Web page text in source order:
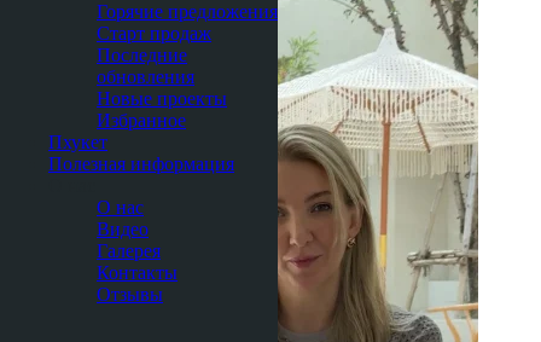
Горячие предложения
Старт продаж
Последние
обновления
Новые проекты
Избранное
Пхукет
Полезная информация
О нас
Видео
Галерея
Контакты
Отзывы